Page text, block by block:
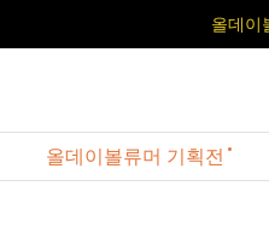
올데이
올데이
올데이볼류머 기획전